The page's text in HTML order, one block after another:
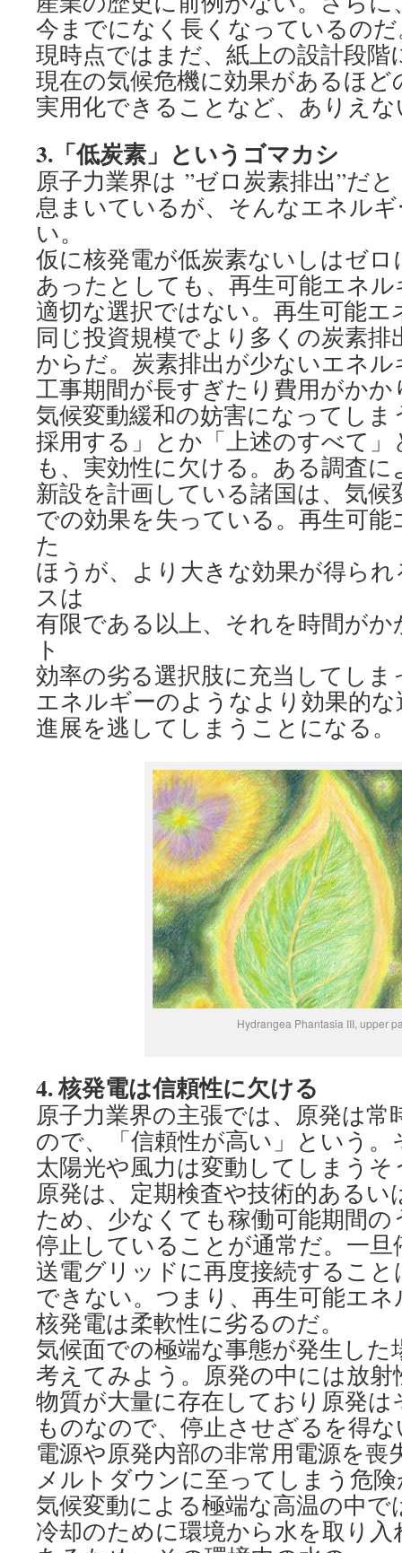
今までになく長くなっているの
現時点ではまだ、紙上の設計段
現在の気候危機に効果があるほ
実用化できることなど、ありえな
3. 「低炭素」というゴマカシ
原子力業界は ”ゼロ炭素排出”だと
息まいているが、そんなエネル
い。
仮に核発電が低炭素ないしはゼ
あったとしても、再生可能エネ
適切な選択ではない。再生可能
同じ投資規模でより多くの炭素排
からだ。炭素排出が少ないエネ
工事期間が長すぎたり費用がか
気候変動緩和の妨害になってし
採用する」とか「上述のすべて
も、実効性に欠ける。ある調査
新設を計画している諸国は、気候
での効果を失っている。再生可
た
ほうが、より大きな効果が得ら
スは
有限である以上、それを時間が
ト
効率の劣る選択肢に充当してしま
エネルギーのようなより効果的
進展を逃してしまうことになる。
Hydrangea Phantasia III, upper
4.核発電は信頼性に欠ける
原子力業界の主張では、原発は常
ので、「信頼性が高い」という。
太陽光や風力は変動してしまう
原発は、定期検査や技術的ある
ため、少なくても稼働可能期間の
停止していることが通常だ。一
送電グリッドに再度接続するこ
できない。つまり、再生可能エ
核発電は柔軟性に劣るのだ。
気候面での極端な事態が発生した
考えてみよう。原発の中には放射
物質が大量に存在しており原発
ものなので、停止させざるを得
電源や原発内部の非常用電源を喪
メルトダウンに至ってしまう危
気候変動による極端な高温の中で
冷却のために環境から水を取り入